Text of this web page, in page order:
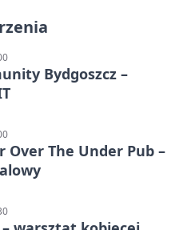
Bydgoszcz –
Over The Under Pub –